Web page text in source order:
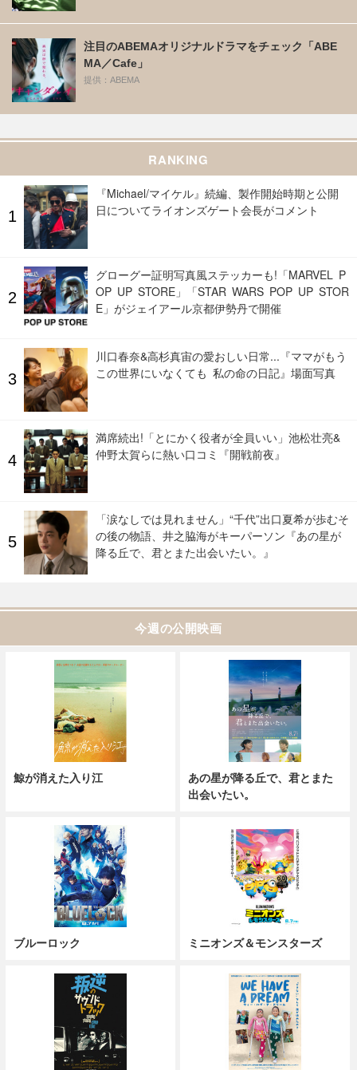
注目のABEMAオリジナルドラマをチェック「ABE
MA／Cafe」
提供：ABEMA
RANKING
『Michael/マイケル』続編、製作開始時期と公開
日についてライオンズゲート会長がコメント
グローグー証明写真風ステッカーも!「MARVEL P
OP UP STORE」「STAR WARS POP UP STOR
E」がジェイアール京都伊勢丹で開催
川口春奈&高杉真宙の愛おしい日常...『ママがもう
この世界にいなくても 私の命の日記』場面写真
満席続出!「とにかく役者が全員いい」池松壮亮&
仲野太賀らに熱い口コミ『開戦前夜』
「涙なしでは見れません」“千代”出口夏希が歩むそ
の後の物語、井之脇海がキーパーソン『あの星が
降る丘で、君とまた出会いたい。』
今週の公開映画
鯨が消えた入り江
あの星が降る丘で、君とまた
出会いたい。
ブルーロック ミニオンズ＆モンスターズ